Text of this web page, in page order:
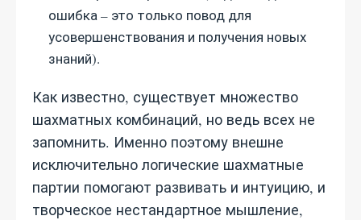
ошибка – это только повод для
усовершенствования и получения новых
знаний).
Как известно, существует множество
шахматных комбинаций, но ведь всех не
запомнить. Именно поэтому внешне
исключительно логические шахматные
партии помогают развивать и интуицию, и
творческое нестандартное мышление,